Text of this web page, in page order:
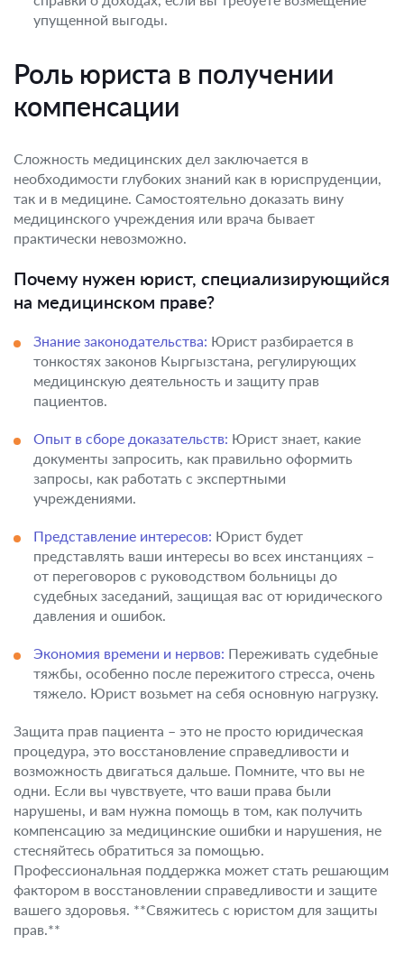
упущенной выгоды.
Роль юриста в получении
компенсации
Сложность медицинских дел заключается в
необходимости глубоких знаний как в юриспруденции,
так и в медицине. Самостоятельно доказать вину
медицинского учреждения или врача бывает
практически невозможно.
Почему нужен юрист, специализирующийся
на медицинском праве?
Знание законодательства: Юрист разбирается в
тонкостях законов Кыргызстана, регулирующих
медицинскую деятельность и защиту прав
пациентов.
Опыт в сборе доказательств: Юрист знает, какие
документы запросить, как правильно оформить
запросы, как работать с экспертными
учреждениями.
Представление интересов: Юрист будет
представлять ваши интересы во всех инстанциях –
от переговоров с руководством больницы до
судебных заседаний, защищая вас от юридического
давления и ошибок.
Экономия времени и нервов: Переживать судебные
тяжбы, особенно после пережитого стресса, очень
тяжело. Юрист возьмет на себя основную нагрузку.
Защита прав пациента – это не просто юридическая
процедура, это восстановление справедливости и
возможность двигаться дальше. Помните, что вы не
одни. Если вы чувствуете, что ваши права были
нарушены, и вам нужна помощь в том, как получить
компенсацию за медицинские ошибки и нарушения, не
стесняйтесь обратиться за помощью.
Профессиональная поддержка может стать решающим
фактором в восстановлении справедливости и защите
вашего здоровья. **Свяжитесь с юристом для защиты
прав.**